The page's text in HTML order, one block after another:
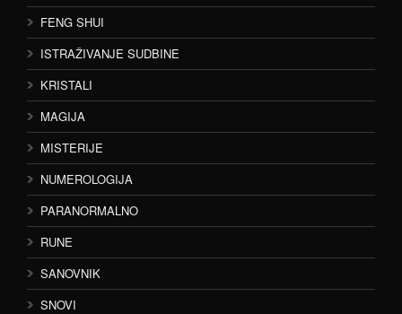
FENG SHUI
ISTRAŽIVANJE SUDBINE
KRISTALI
MAGIJA
MISTERIJE
NUMEROLOGIJA
PARANORMALNO
RUNE
SANOVNIK
SNOVI